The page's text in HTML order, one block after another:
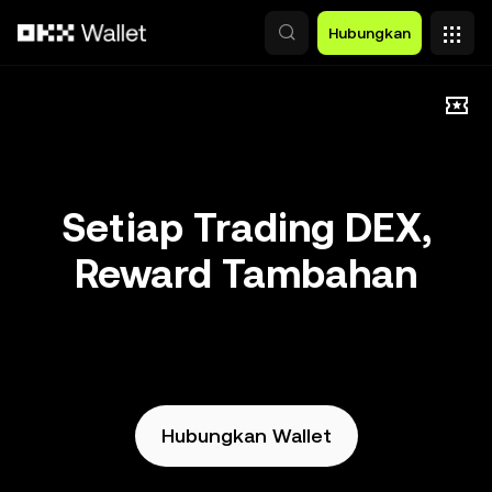
Hubungkan
Setiap Trading DEX,
Reward Tambahan
Hubungkan Wallet